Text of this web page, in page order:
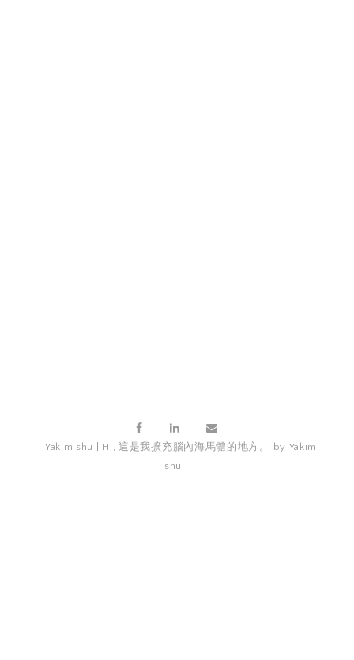
Yakim shu | Hi, 這是我擴充腦內海馬體的地方。 by Yakim
shu